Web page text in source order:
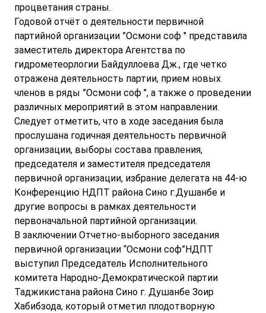
процветания страны.
Годовой отчёт о деятельности первичной
партийной организации ”Осмони соф " представила
заместитель директора Агентства по
гидрометеорлогии Байдуллоева Дж., где четко
отражена деятельность партии, прием новых
членов в ряды ”Осмони соф ", а также о проведении
различных мероприятий в этом направлении.
Следует отметить, что в ходе заседания была
прослушана годичная деятельность первичной
организации, выборы состава правления,
председателя и заместителя председателя
первичной организации, избрание делегата на 44-ю
Конференцию НДПТ района Сино г.Душанбе и
другие вопросы в рамках деятельности
первоначальной партийной организации.
В заключении Отчетно-выборного заседания
первичной организации “Осмони соф”НДПТ
выступил Председатель Исполнительного
комитета Народно-Демократической партии
Таджикистана района Сино г. Душанбе Зоир
Хабибзода, который отметил плодотворную